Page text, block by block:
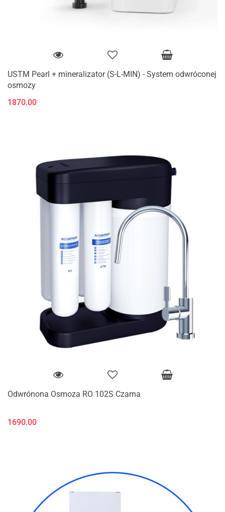
USTM Pearl + mineralizator (S-L-MIN) - System odwróconej
osmozy
1870.00
Odwrónona Osmoza RO 102S Czarna
1690.00